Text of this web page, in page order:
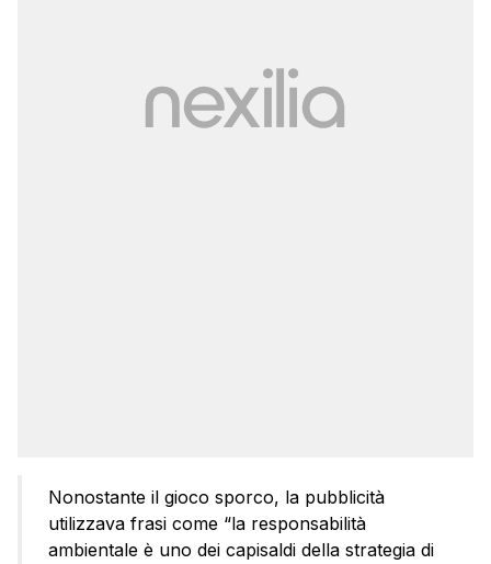
Nonostante il gioco sporco, la pubblicità
utilizzava frasi come “la responsabilità
ambientale è uno dei capisaldi della strategia di